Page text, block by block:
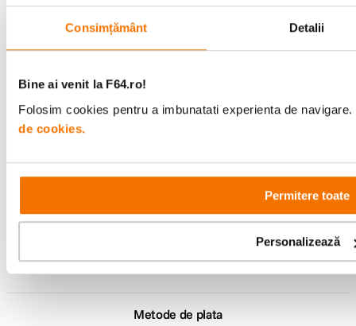
Consimțământ Detalii
Bine ai venit la F64.ro!
Folosim cookies pentru a imbunatati experienta de
de cookies.
Permitere toate
Personalizează
Comenzi si livrare
Suport
Service si garantii
Urmareste-ne
Metode de plata